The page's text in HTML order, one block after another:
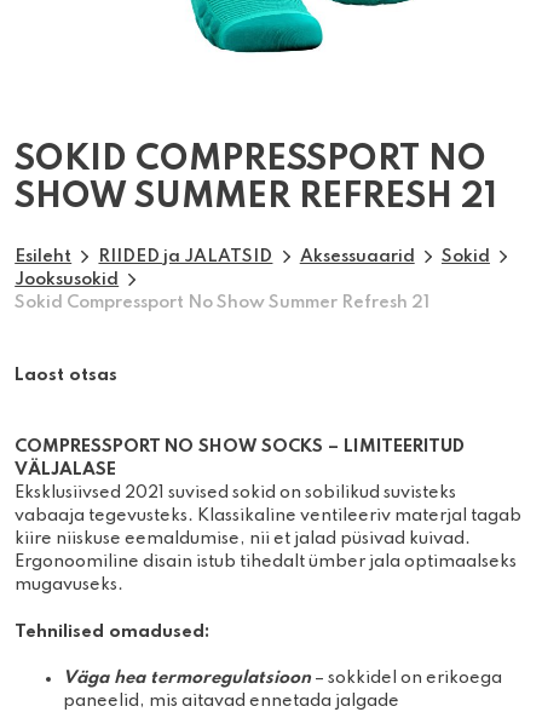
SOKID COMPRESSPORT NO
SHOW SUMMER REFRESH 21
Esileht RIIDED ja JALATSID Aksessuaarid
Sokid
Jooksusokid
Sokid Compressport No Show Summer Refresh 21
Laost otsas
COMPRESSPORT
NO SHOW SOCKS – LIMITEERITUD
VÄLJALASE
Eksklusiivsed 2021 suvised sokid on sobilikud suvisteks
vabaaja tegevusteks. Klassikaline ventileeriv materjal tagab
kiire niiskuse eemaldumise, nii et jalad püsivad kuivad.
Ergonoomiline disain istub tihedalt ümber jala optimaalseks
mugavuseks.
Tehnilised omadused:
Väga hea termoregulatsioon – sokkidel on erikoega
paneelid, mis aitavad ennetada jalgade